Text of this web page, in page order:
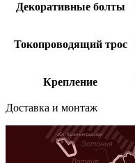
Декоративные болты
Токопроводящий трос
Крепление
Доставка и монтаж